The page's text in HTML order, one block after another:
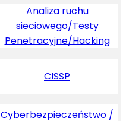
Analiza ruchu
sieciowego/Testy
Penetracyjne/Hacking
CISSP
Cyberbezpieczeństwo /